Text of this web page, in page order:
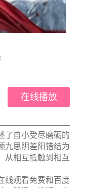
在线播放
了自小受尽磨砺的
九思阴差阳错结为
从相互抵触到相互
线观看免费和百度